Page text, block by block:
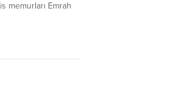
memurları Emrah
şehit oldu. Olay,
Caddesi